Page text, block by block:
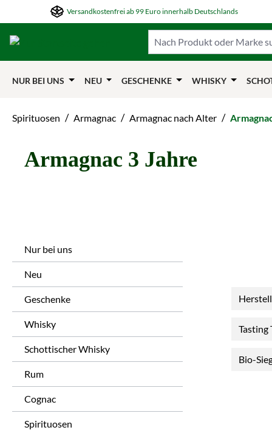
Hauptinhalt springen
Zur Suche springen
Zur Hauptnavigation springen
Versandkostenfrei ab 99 Euro innerhalb Deutschlands
NUR BEI UNS NEU GESCHENKE WHISKY
Spirituosen / Armagnac / Armagnac nach Alter /
Armagnac 3 Jahre
Nur bei uns
Neu
Geschenke
Whisky
Schottischer Whisky
Rum
Cognac
Spirituosen
Tasting
Bio-